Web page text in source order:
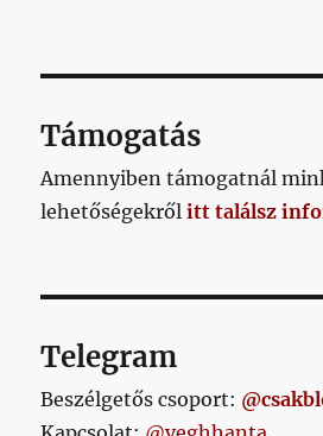
Támogatás
Amennyiben támogatnál
lehetőségekrőlitt találsz
Telegram
Beszélgetős csoport: